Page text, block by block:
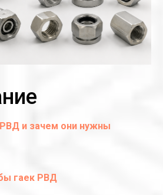
и зачем они нужны
гаек РВД